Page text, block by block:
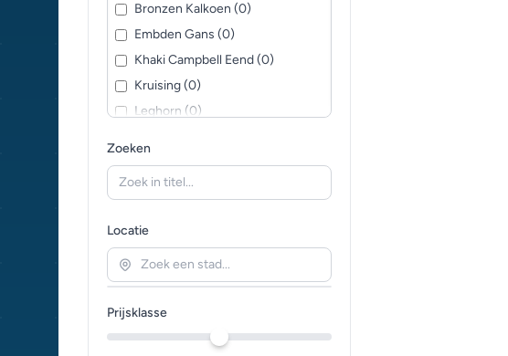
Bronzen Kalkoen (0)
Embden Gans (0)
Khaki Campbell Eend (0)
Kruising (0)
Leghorn (0)
Orpington (0)
Parelhoen (0)
Plymouth Rock (0)
Rhode Island Red (0)
Silkie Kip (0)
Sussex (0)
Toulouse Gans (0)
Zoeken
Locatie
Prijsklasse